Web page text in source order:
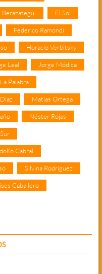
El Sol
Federico Ramondi
Horacio Verbitsky
Leal Jorge Módica
La Palabra
Matías Ortega
Néstor Rojas
Cabral
Silvina Rodríguez
Caballero